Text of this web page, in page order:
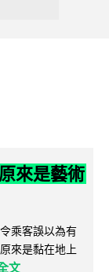
來是藝術
乘客誤以為有
來是黏在地上
文